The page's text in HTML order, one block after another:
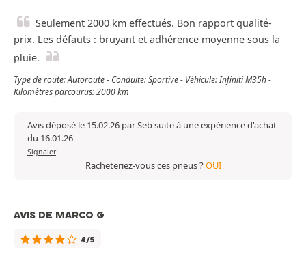
Seulement 2000 km effectués. Bon rapport qualité-
prix. Les défauts : bruyant et adhérence moyenne sous la
pluie.
Type de route: Autoroute - Conduite: Sportive - Véhicule: Infiniti M35h -
Kilomètres parcourus: 2000 km
Avis déposé le 15.02.26 par Seb suite à une expérience d'achat
du 16.01.26
Signaler
Racheteriez-vous ces pneus ?OUI
AVIS DE MARCO G
4/5